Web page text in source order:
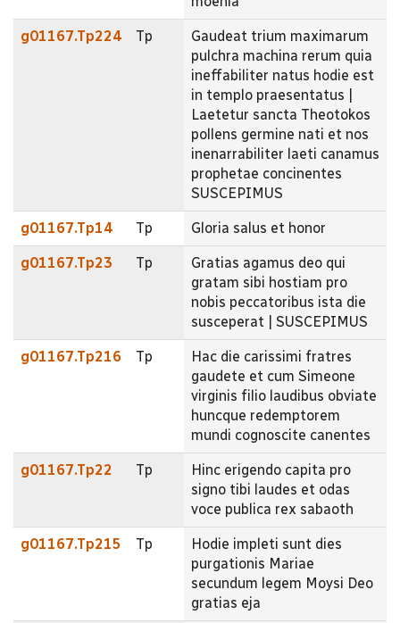
g01167.Tp224 Tp
Gaudeat trium maximarum
pulchra machina rerum quia
ineffabiliter natus hodie est
in templo praesentatus |
Laetetur sancta Theotokos
pollens germine nati et nos
inenarrabiliter laeti canamus
prophetae concinentes
SUSCEPIMUS
g01167.Tp14 Tp Gloria salus et honor
g01167.Tp23 Tp
Gratias agamus deo qui
gratam sibi hostiam pro
nobis peccatoribus ista die
susceperat | SUSCEPIMUS
g01167.Tp216 Tp
Hac die carissimi fratres
gaudete et cum Simeone
virginis filio laudibus obviate
huncque redemptorem
mundi cognoscite canentes
g01167.Tp22 Tp
Hinc erigendo capita pro
signo tibi laudes et odas
voce publica rex sabaoth
g01167.Tp215 Tp
Hodie impleti sunt dies
purgationis Mariae
secundum legem Moysi Deo
gratias eja